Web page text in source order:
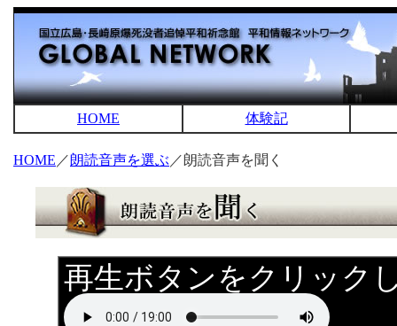
HOME 体験記
HOME ／朗読音声を選ぶ ／朗読音声を聞く
再生ボタンをクリック